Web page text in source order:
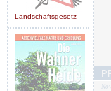
Landschaftsgesetz